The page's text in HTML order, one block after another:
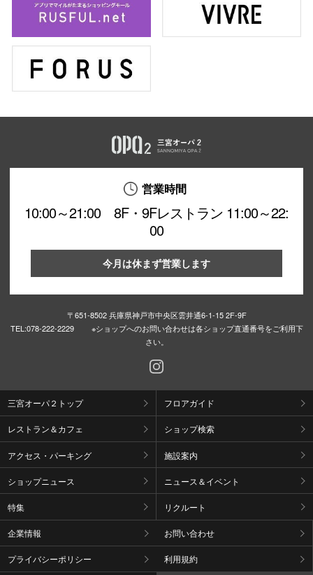
営業時間
10:00～21:00 8F・9Fレストラン 11:00～22:
00
今月は休まず営業します
〒651-8502 兵庫県神戸市中央区雲井通6-1-15 2F-9F
TEL:078-222-2229 ※ショップへのお問い合わせは各ショップ直通番号をご利用下
さい。
三宮オーパ２トップ フロアガイド
レストラン＆カフェ ショップ検索
アクセス・パーキング 施設案内
ショップニュース ニュース＆イベント
特集 リクルート
企業情報 お問い合わせ
プライバシーポリシー 利用規約